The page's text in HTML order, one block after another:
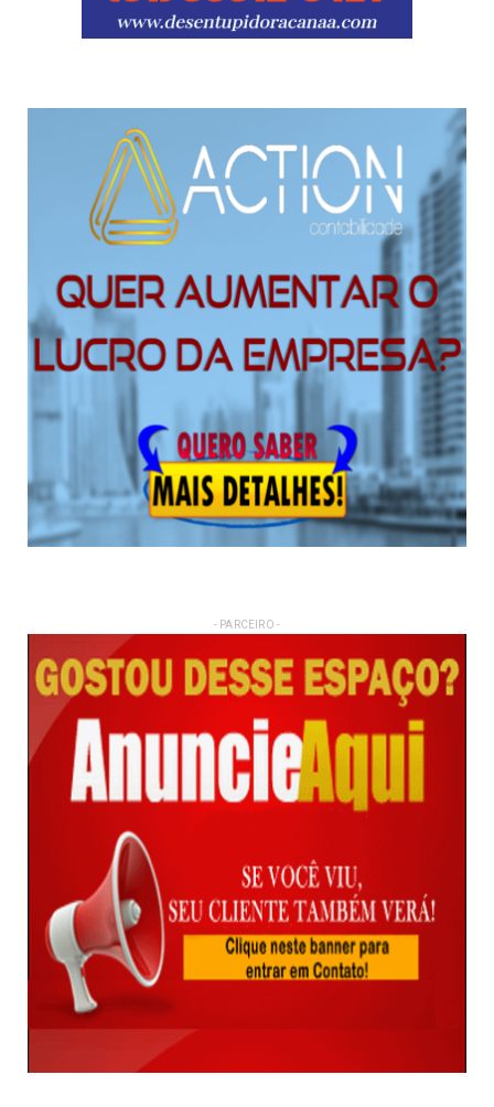
- PARCEIRO -